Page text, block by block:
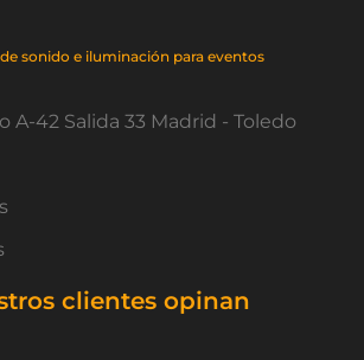
sonido e iluminación para eventos
A-42 Salida 33 Madrid - Toledo
clientes opinan